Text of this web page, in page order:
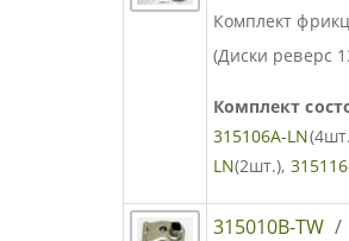
Комплект
(Диски реверс
Комплект
315106A-LN
LN(2шт.),
315010B-TW